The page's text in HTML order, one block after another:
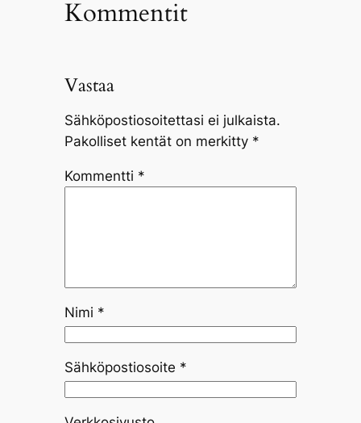
Kommentit
Vastaa
Sähköpostiosoitettasi ei julkaista.
Pakolliset kentät on merkitty *
Kommentti *
Nimi *
Sähköpostiosoite *